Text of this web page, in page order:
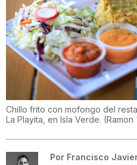
Chillo frito con mofongo del
La Playita, en Isla Verde. (
Por Francisco